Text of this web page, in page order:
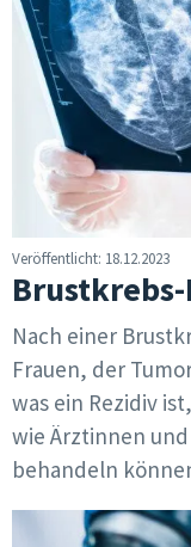
Veröffentlicht: 18.12.2023
Brustkrebs-
Nach einer
Frauen, der
was ein Rezidiv
wie Ärztinnen
behandeln